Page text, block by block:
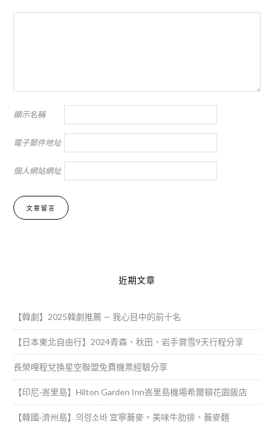
顯示名稱
電子郵件地址
個人網站網址
近期文章
【韓劇】2025韓劇推薦 — 我心目中的前十名
【日本東北自由行】2024青森、秋田、岩手賞雪9天行程分享
長榮哩程兌換星空聯盟免費機票經驗分享
【印尼·峇里島】Hilton Garden Inn峇里島機場希爾頓花園飯店
【韓國·濟州島】의령소바 宜寧蕎麥。美味牛肋排、蕎麥麵